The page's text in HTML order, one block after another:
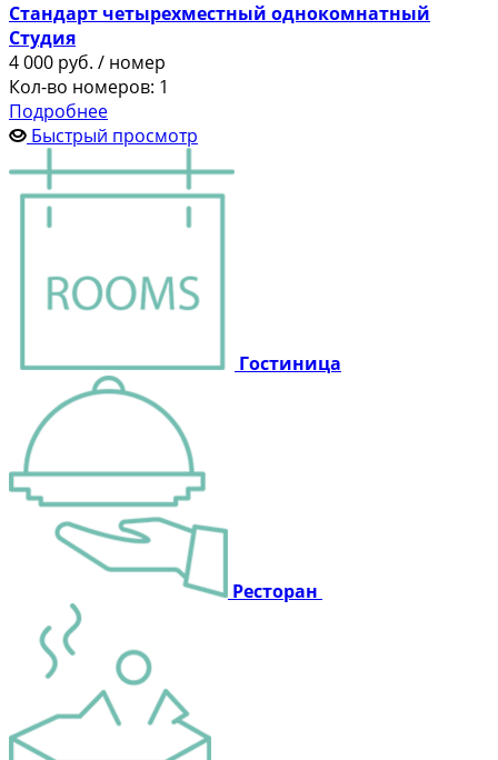
Стандарт четырехместный однокомнатный
Студия
4 000 руб. / номер
Кол-во номеров: 1
Подробнее
Быстрый просмотр
Гостиница
Ресторан